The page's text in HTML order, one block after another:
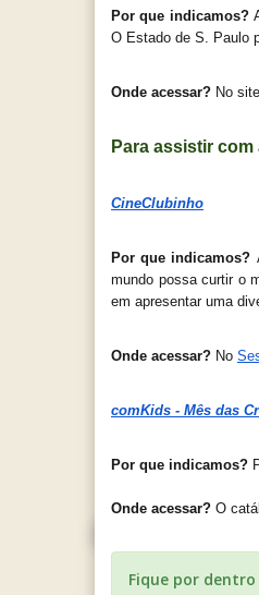
Por que indicamos?
O Estado de S. Paulo
Onde acessar? No
Para assistir
CineClubinho
Por que indicamos?
mundo possa curtir o
em apresentar uma
Onde acessar? No
comKids - Mês das
Por que indicamos?
Onde acessar? O
Fique por dentro